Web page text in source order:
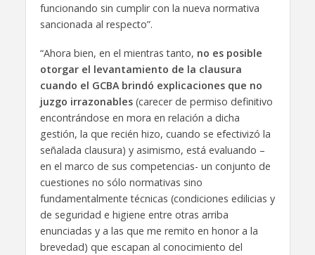
funcionando sin cumplir con la nueva normativa
sancionada al respecto”.
“Ahora bien, en el mientras tanto, no es posible
otorgar el levantamiento de la clausura
cuando el GCBA brindó explicaciones que no
juzgo irrazonables(carecer de permiso definitivo
encontrándose en mora en relación a dicha
gestión, la que recién hizo, cuando se efectivizó la
señalada clausura) y asimismo, está evaluando –
en el marco de sus competencias- un conjunto de
cuestiones no sólo normativas sino
fundamentalmente técnicas (condiciones edilicias y
de seguridad e higiene entre otras arriba
enunciadas y a las que me remito en honor a la
brevedad) que escapan al conocimiento del